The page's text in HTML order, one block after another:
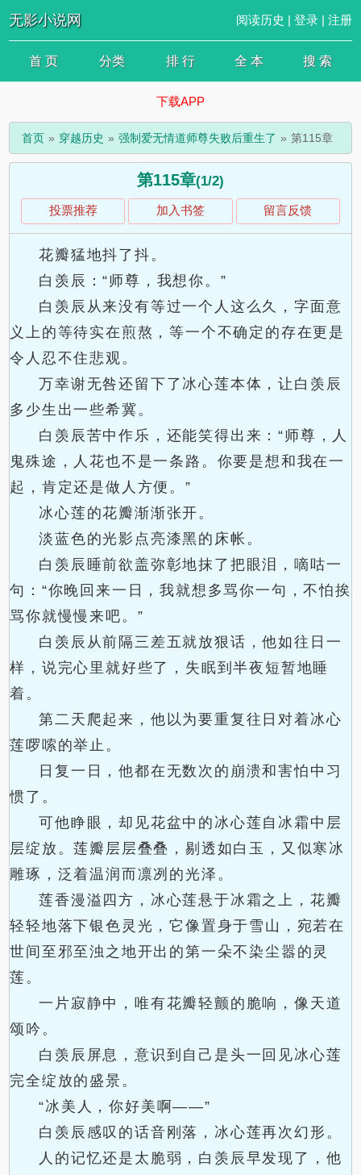
无影小说网 阅读历史 | 登录| 注册
首 页 分类 排 行 全 本 搜 索
下载APP
首页 穿越历史 强制爱无情道师尊失败后重生了 第115章
第115章(1/2)
投票推荐 加入书签 留言反馈
花瓣猛地抖了抖。
白羡辰：“师尊，我想你。”
白羡辰从来没有等过一个人这么久，字面意
义上的等待实在煎熬，等一个不确定的存在更是
令人忍不住悲观。
万幸谢无咎还留下了冰心莲本体，让白羡辰
多少生出一些希冀。
白羡辰苦中作乐，还能笑得出来：“师尊，人
鬼殊途，人花也不是一条路。你要是想和我在一
起，肯定还是做人方便。”
冰心莲的花瓣渐渐张开。
淡蓝色的光影点亮漆黑的床帐。
白羡辰睡前欲盖弥彰地抹了把眼泪，嘀咕一
句：“你晚回来一日，我就想多骂你一句，不怕挨
骂你就慢慢来吧。”
白羡辰从前隔三差五就放狠话，他如往日一
样，说完心里就好些了，失眠到半夜短暂地睡
着。
第二天爬起来，他以为要重复往日对着冰心
莲啰嗦的举止。
日复一日，他都在无数次的崩溃和害怕中习
惯了。
可他睁眼，却见花盆中的冰心莲自冰霜中层
层绽放。莲瓣层层叠叠，剔透如白玉，又似寒冰
雕琢，泛着温润而凛冽的光泽。
莲香漫溢四方，冰心莲悬于冰霜之上，花瓣
轻轻地落下银色灵光，它像置身于雪山，宛若在
世间至邪至浊之地开出的第一朵不染尘嚣的灵
莲。
一片寂静中，唯有花瓣轻颤的脆响，像天道
颂吟。
白羡辰屏息，意识到自己是头一回见冰心莲
完全绽放的盛景。
“冰美人，你好美啊——”
白羡辰感叹的话音刚落，冰心莲再次幻形。
人的记忆还是太脆弱，白羡辰早发现了，他